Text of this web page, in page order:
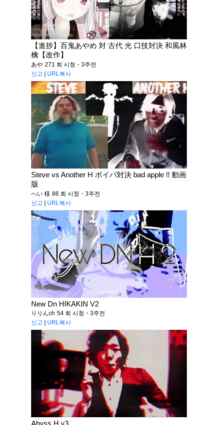
【進捗】百鬼あやめ 対 古代 光 口技対決 和風林
檎【改作】
あや 271 회 시청・3주전
신고
URL복사
Steve vs Another H ボイパ対決 bad apple !! 動画
版
へい 様 86 회 시청・3주전
신고
URL복사
New Dn HIKAKIN V2
りりんch 54 회 시청・3주전
신고
URL복사
Abyss H v3